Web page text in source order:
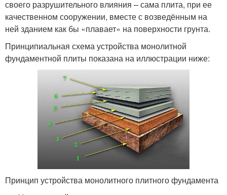
своего разрушительного влияния – сама плита, при ее
качественном сооружении, вместе с возведённым на
ней зданием как бы «плавает» на поверхности грунта.
Принципиальная схема устройства монолитной
фундаментной плиты показана на иллюстрации ниже:
Принцип устройства монолитного плитного фундамента